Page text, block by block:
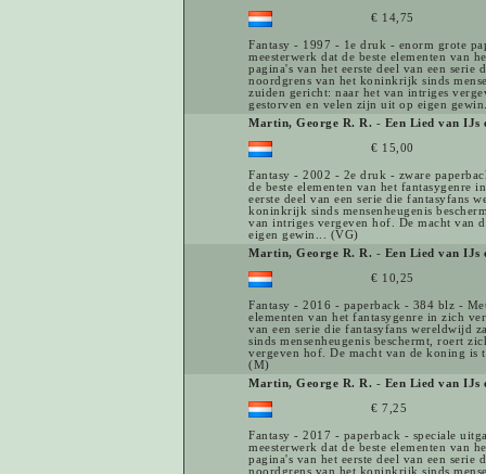
€ 14,75
Fantasy - 1997 - 1e druk - enorm grote
meesterwerk dat de beste elementen van
pagina's van het eerste deel van een
noordgrens van het koninkrijk sinds
zuiden gericht: naar het van intriges
gestorven en velen zijn uit op eigen
Martin, George R. R. - Een Lied van IJs
€ 15,00
Fantasy - 2002 - 2e druk - zware
de beste elementen van het fantasygenre
eerste deel van een serie die fantasyfans
koninkrijk sinds mensenheugenis
van intriges vergeven hof. De macht van
eigen gewin... (VG)
Martin, George R. R. - Een Lied van IJs
€ 10,25
Fantasy - 2016 - paperback - 384 blz -
elementen van het fantasygenre in zich
van een serie die fantasyfans wereldwijd
sinds mensenheugenis beschermt, roert
vergeven hof. De macht van de koning is
(M)
Martin, George R. R. - Een Lied van IJs
€ 7,25
Fantasy - 2017 - paperback - speciale
meesterwerk dat de beste elementen van
pagina's van het eerste deel van een
noordgrens van het koninkrijk sinds